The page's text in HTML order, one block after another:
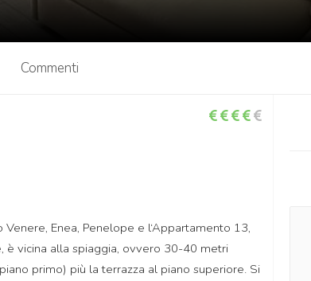
Commenti
Enea, Penelope e l‘Appartamento 13,
è vicina alla spiaggia, ovvero 30-40 metri
primo) più la terrazza al piano superiore. Si